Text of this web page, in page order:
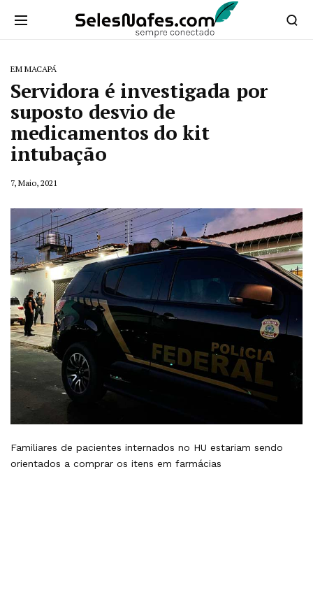
EM MACAPÁ
Servidora é investigada por
suposto desvio de
medicamentos do kit
intubação
7, Maio, 2021
Familiares de pacientes internados no HU estariam sendo
orientados a comprar os itens em farmácias